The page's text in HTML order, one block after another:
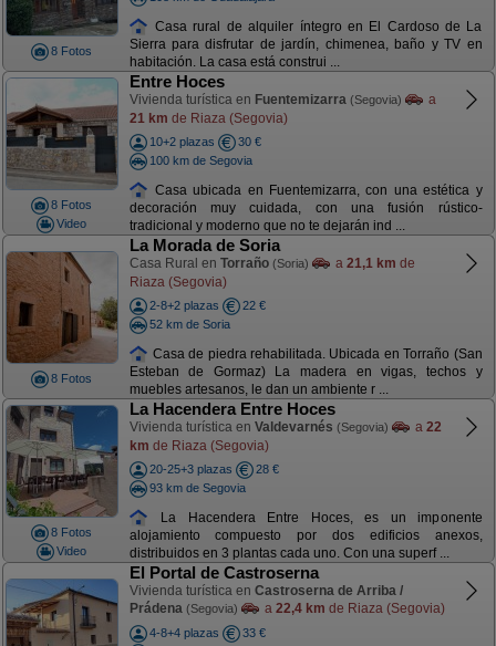
8 Fotos
Casa rural de alquiler íntegro en El Cardoso de La
Sierra para disfrutar de jardín, chimenea, baño y TV en
habitación. La casa está construi ...
8 Fotos
Video
Entre Hoces
Vivienda turística en Fuentemizarra (Segovia)
a
21 km de Riaza (Segovia)
10+2 plazas
30 €
100 km de Segovia
Casa ubicada en Fuentemizarra, con una estética y
decoración muy cuidada, con una fusión rústico-
tradicional y moderno que no te dejarán ind ...
8 Fotos
La Morada de Soria
Casa Rural en Torraño (Soria) a 21,1 km de
Riaza (Segovia)
2-8+2 plazas
22 €
52 km de Soria
Casa de piedra rehabilitada. Ubicada en Torraño (San
Esteban de Gormaz) La madera en vigas, techos y
muebles artesanos, le dan un ambiente r ...
8 Fotos
Video
La Hacendera Entre Hoces
Vivienda turística en Valdevarnés (Segovia) a 22
km de Riaza (Segovia)
20-25+3 plazas
28 €
93 km de Segovia
La Hacendera Entre Hoces, es un imponente
alojamiento compuesto por dos edificios anexos,
distribuidos en 3 plantas cada uno. Con una superf ...
El Portal de Castroserna
Vivienda turística en Castroserna de Arriba /
Prádena (Segovia) a 22,4 km de Riaza (Segovia)
4-8+4 plazas
33 €